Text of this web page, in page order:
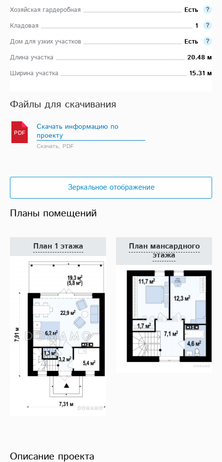
Хозяйская гардеробная
Есть
Кладовая
1
Дом для узких участков
Есть
Длина участка
20.48 м
Ширина участка
15.31 м
Файлы для скачивания
PDF
Скачать информацию по
проекту
Скачать, PDF
Планы помещений
Зеркальное отображение
План 1 этажа План мансардного
этажа
Описание проекта